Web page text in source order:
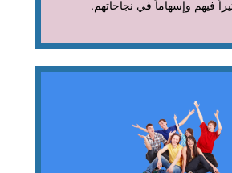
بقضايا الشباب
المسائل التي
حياتهم، وتتعلق
المُعاشلمعرفة